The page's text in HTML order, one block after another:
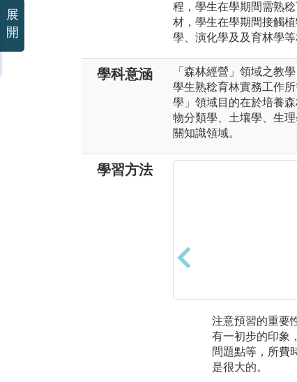
程，學生在學期間需熟
材，學生在學期間接觸
學、演化學及及育林學等
學科意涵
「森林經營」領域之教
學生熟稔育林實務工作
學」領域目的在於培養
物分類學、土壤學、生
關知識領域。
學習方法
注意預習的重要
有一初步的印象
問題點等，所費
是很大的。
展
開